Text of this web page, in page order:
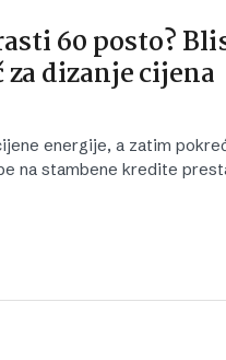
60 posto?
dizanje cijena
energije, a zatim
na stambene kredite